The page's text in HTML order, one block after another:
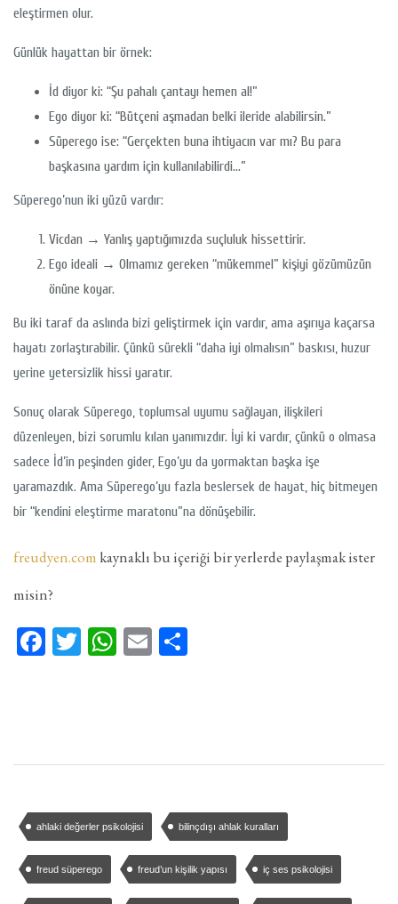
eleştirmen olur.
Günlük hayattan bir örnek:
İd diyor ki: “Şu pahalı çantayı hemen al!”
Ego diyor ki: “Bütçeni aşmadan belki ileride alabilirsin.”
Süperego ise: “Gerçekten buna ihtiyacın var mı? Bu para
başkasına yardım için kullanılabilirdi…”
Süperego’nun iki yüzü vardır:
Vicdan → Yanlış yaptığımızda suçluluk hissettirir.
Ego ideali → Olmamız gereken “mükemmel” kişiyi gözümüzün
önüne koyar.
Bu iki taraf da aslında bizi geliştirmek için vardır, ama aşırıya kaçarsa
hayatı zorlaştırabilir. Çünkü sürekli “daha iyi olmalısın” baskısı, huzur
yerine yetersizlik hissi yaratır.
Sonuç olarak Süperego, toplumsal uyumu sağlayan, ilişkileri
düzenleyen, bizi sorumlu kılan yanımızdır. İyi ki vardır, çünkü o olmasa
sadece İd’in peşinden gider, Ego’yu da yormaktan başka işe
yaramazdık. Ama Süperego’yu fazla beslersek de hayat, hiç bitmeyen
bir “kendini eleştirme maratonu”na dönüşebilir.
freudyen.com kaynaklı bu içeriği bir yerlerde paylaşmak ister
misin?
Facebook
TwitterWhatsApp
Email
ahlaki değerler psikolojisi bilinçdışı ahlak kuralları
freud süperego freud’un kişilik yapısı iç ses psikolojisi